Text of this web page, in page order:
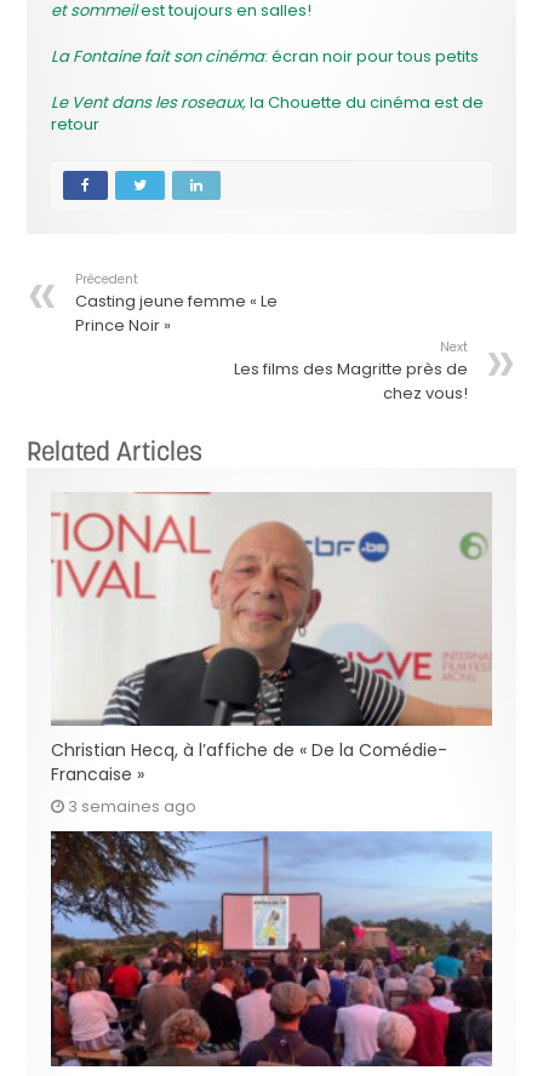
et sommeilest toujours en salles!
La Fontaine fait son cinéma: écran noir pour tous petits
Le Vent dans les roseaux,la Chouette du cinéma est de
retour
Précedent
Casting jeune femme « Le
Prince Noir »
Next
Les films des Magritte près de
chez vous!
Related Articles
Christian Hecq, à l’affiche de « De la Comédie-
Francaise »
3 semaines ago